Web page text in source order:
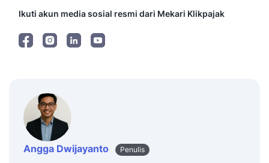
Ikuti akun media sosial resmi dari Mekari Klikpajak
Angga Dwijayanto Penulis